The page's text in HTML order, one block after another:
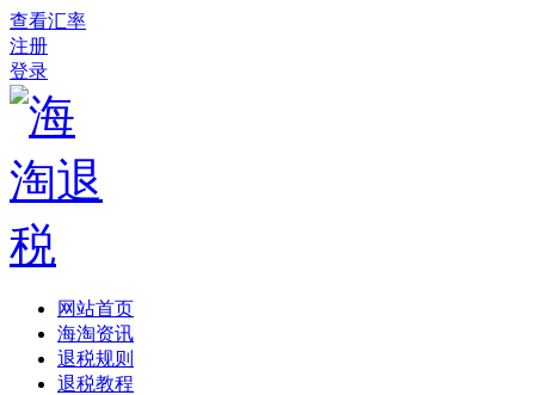
查看汇率
注册
登录
网站首页
海淘资讯
退税规则
退税教程